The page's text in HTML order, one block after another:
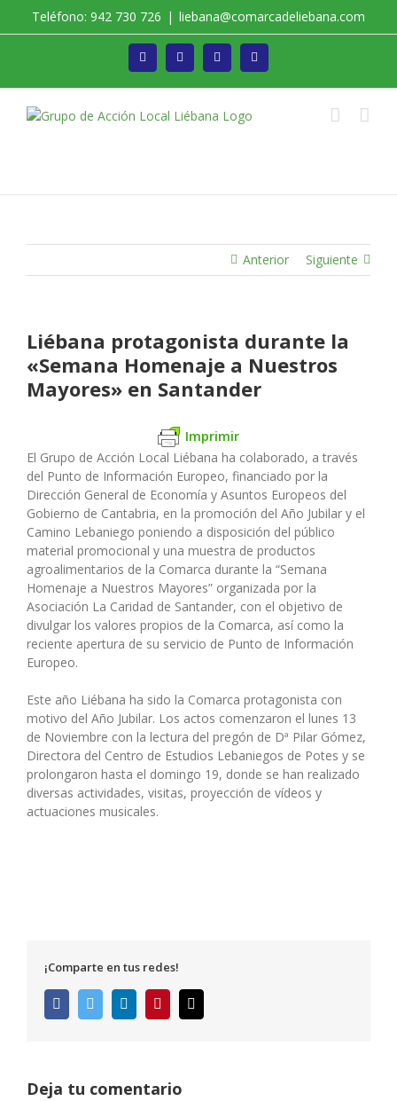
Teléfono: 942 730 726 | liebana@comarcadeliebana.com
Facebook Twitter Instagram
Anterior Siguiente
Liébana protagonista durante la
«Semana Homenaje a Nuestros
Mayores» en Santander
Imprimir
El Grupo de Acción Local Liébana ha colaborado, a través
del Punto de Información Europeo, financiado por la
Dirección General de Economía y Asuntos Europeos del
Gobierno de Cantabria, en la promoción del Año Jubilar y el
Camino Lebaniego poniendo a disposición del público
material promocional y una muestra de productos
agroalimentarios de la Comarca durante la “Semana
Homenaje a Nuestros Mayores” organizada por la
Asociación La Caridad de Santander, con el objetivo de
divulgar los valores propios de la Comarca, así como la
reciente apertura de su servicio de Punto de Información
Europeo.
Este año Liébana ha sido la Comarca protagonista con
motivo del Año Jubilar. Los actos comenzaron el lunes 13
de Noviembre con la lectura del pregón de Dª Pilar Gómez,
Directora del Centro de Estudios Lebaniegos de Potes y se
prolongaron hasta el domingo 19, donde se han realizado
diversas actividades, visitas, proyección de vídeos y
actuaciones musicales.
¡Comparte en tus redes!
FacebookTwitter LinkedInPinterest
electrónico
Deja tu comentario